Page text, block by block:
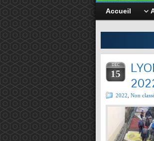
Accueil
DÉC
15
2022 Non